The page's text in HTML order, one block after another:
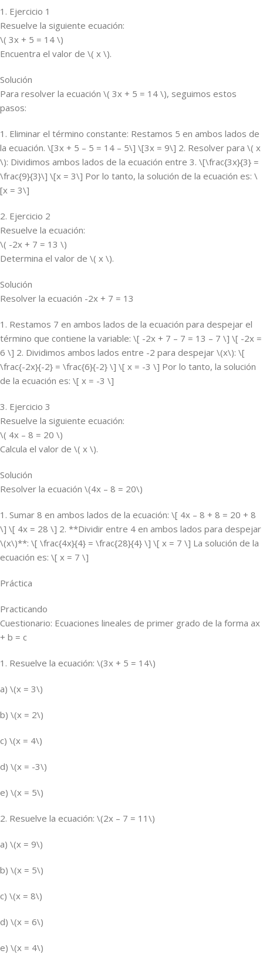
1. Ejercicio 1
Resuelve la siguiente ecuación:
\( 3x + 5 = 14 \)
Encuentra el valor de \( x \).
Solución
Para resolver la ecuación \( 3x + 5 = 14 \), seguimos estos
pasos:
1. Eliminar el término constante: Restamos 5 en ambos lados de
la ecuación. \[3x + 5 – 5 = 14 – 5\] \[3x = 9\] 2. Resolver para \( x
\): Dividimos ambos lados de la ecuación entre 3. \[\frac{3x}{3} =
\frac{9}{3}\] \[x = 3\] Por lo tanto, la solución de la ecuación es: \
[x = 3\]
2. Ejercicio 2
Resuelve la ecuación:
\( -2x + 7 = 13 \)
Determina el valor de \( x \).
Solución
Resolver la ecuación -2x + 7 = 13
1. Restamos 7 en ambos lados de la ecuación para despejar el
término que contiene la variable: \[ -2x + 7 – 7 = 13 – 7 \] \[ -2x =
6 \] 2. Dividimos ambos lados entre -2 para despejar \(x\): \[
\frac{-2x}{-2} = \frac{6}{-2} \] \[ x = -3 \] Por lo tanto, la solución
de la ecuación es: \[ x = -3 \]
3. Ejercicio 3
Resuelve la siguiente ecuación:
\( 4x – 8 = 20 \)
Calcula el valor de \( x \).
Solución
Resolver la ecuación \(4x – 8 = 20\)
1. Sumar 8 en ambos lados de la ecuación: \[ 4x – 8 + 8 = 20 + 8
\] \[ 4x = 28 \] 2. **Dividir entre 4 en ambos lados para despejar
\(x\)**: \[ \frac{4x}{4} = \frac{28}{4} \] \[ x = 7 \] La solución de la
ecuación es: \[ x = 7 \]
Práctica
Practicando
Cuestionario: Ecuaciones lineales de primer grado de la forma ax
+ b = c
1. Resuelve la ecuación: \(3x + 5 = 14\)
a) \(x = 3\)
b) \(x = 2\)
c) \(x = 4\)
d) \(x = -3\)
e) \(x = 5\)
2. Resuelve la ecuación: \(2x – 7 = 11\)
a) \(x = 9\)
b) \(x = 5\)
c) \(x = 8\)
d) \(x = 6\)
e) \(x = 4\)